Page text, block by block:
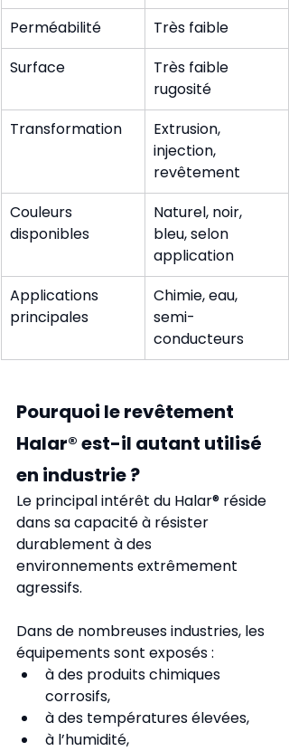
Perméabilité
Très faible
Surface
Très faible
rugosité
Transformation
Extrusion,
injection,
revêtement
Couleurs
disponibles
Naturel, noir,
bleu, selon
application
Applications
principales
Chimie, eau,
semi-
conducteurs
Pourquoi le revêtement
Halar® est-il autant utilisé
en industrie ?
Le principal intérêt du Halar® réside
dans sa capacité à résister
durablement à des
environnements extrêmement
agressifs.
Dans de nombreuses industries, les
équipements sont exposés :
à des produits chimiques
corrosifs,
à des températures élevées,
à l’humidité,